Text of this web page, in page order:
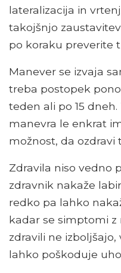
lateralizacija in
takojšnjo
po koraku preverite
Manever se izvaja
treba postopek
teden ali po 15
manevra le enkrat
možnost, da ozdravi
Zdravila niso vedno
zdravnik nakaže
redko pa lahko
kadar se simptomi z
zdravili ne
lahko poškoduje